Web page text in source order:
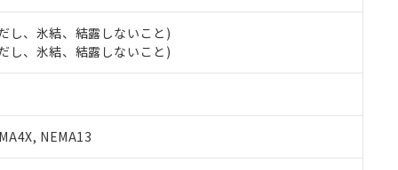
、氷結、結露しないこと)
、氷結、結露しないこと)
NEMA13